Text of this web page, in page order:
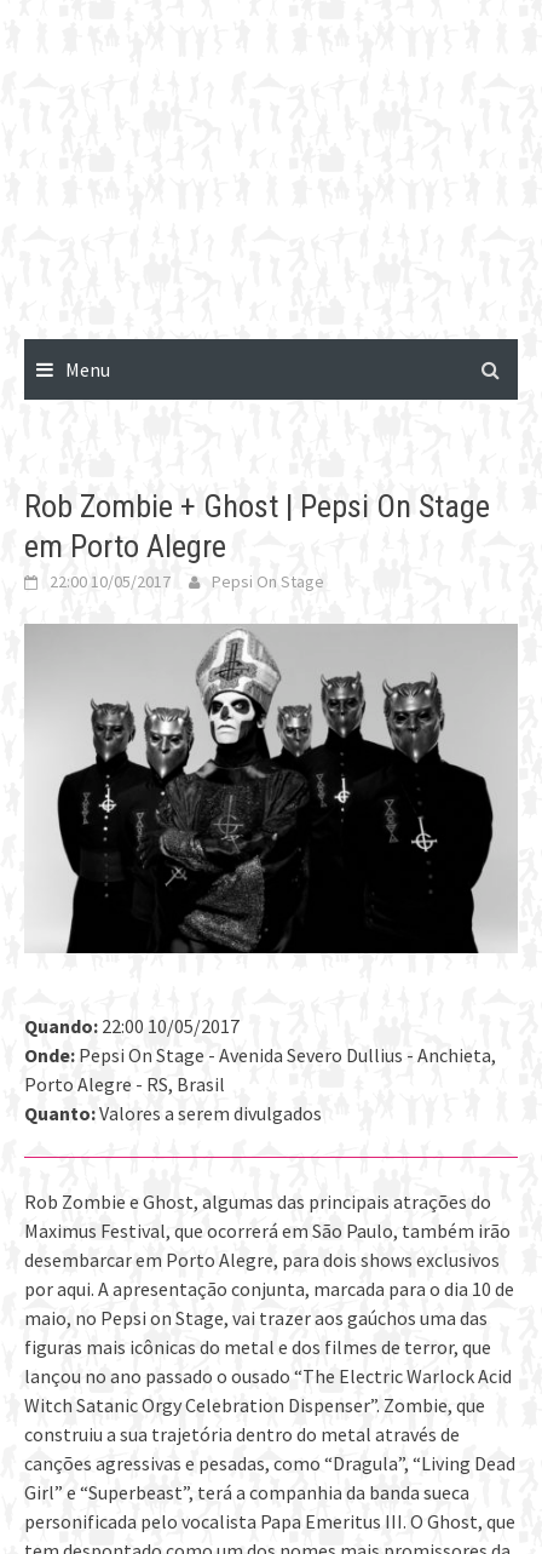
Menu
Rob Zombie + Ghost | Pepsi On Stage
em Porto Alegre
22:00 10/05/2017 Pepsi On Stage
Quando: 22:00 10/05/2017
Onde: Pepsi On Stage - Avenida Severo Dullius - Anchieta,
Porto Alegre - RS, Brasil
Quanto:Valores a serem divulgados
Rob Zombie e Ghost, algumas das principais atrações do
Maximus Festival, que ocorrerá em São Paulo, também irão
desembarcar em Porto Alegre, para dois shows exclusivos
por aqui. A apresentação conjunta, marcada para o dia 10 de
maio, no Pepsi on Stage, vai trazer aos gaúchos uma das
figuras mais icônicas do metal e dos filmes de terror, que
lançou no ano passado o ousado “The Electric Warlock Acid
Witch Satanic Orgy Celebration Dispenser”. Zombie, que
construiu a sua trajetória dentro do metal através de
canções agressivas e pesadas, como “Dragula”, “Living Dead
Girl” e “Superbeast”, terá a companhia da banda sueca
personificada pelo vocalista Papa Emeritus III. O Ghost, que